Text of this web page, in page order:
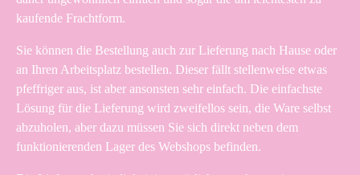
kaufende Frachtform.
Sie können die Bestellung auch zur Lieferung nach Hause oder
an Ihren Arbeitsplatz bestellen. Dieser fällt stellenweise etwas
pfeffriger aus, ist aber ansonsten sehr einfach. Die einfachste
Lösung für die Lieferung wird zweifellos sein, die Ware selbst
abzuholen, aber dazu müssen Sie sich direkt neben dem
funktionierenden Lager des Webshops befinden.